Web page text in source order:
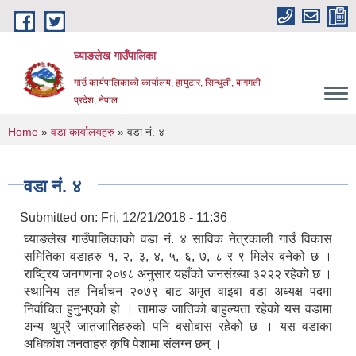
Skip to main content
घ्याङलेख गाउँपालिका
गाउँ कार्यपालिकाको कार्यालय, हायुटार, सिन्धुली, बागमती
प्रदेश, नेपाल
You are here
Home » वडा कार्यालयहरु » वडा नं. ४
वडा नं. ४
Submitted on: Fri, 12/21/2018 - 11:36
घ्याङलेख गाउँपालिकाको वडा नं. ४ साविक नेत्रकाली गाउँ विकास
समितिका वडाहरु १, २, ३, ४, ५, ६, ७, ८ र ९ मिलेर बनेको छ ।
राष्ट्रिय जनगणना २०७८ अनुसार यहाँको जनसंख्या ३२२२ रहेको छ ।
स्थानिय तह निर्बाचन २०७९ बाट अमृत वाइबा वडा अध्यक्ष पदमा
निर्वाचित हुनुभएको हो । तामाङ जातिको बाहुल्यता रहेको यस वडामा
अन्य थुप्रै जातजातिहरुको पनि बसोबास रहेको छ । यस वडाका
अधिकांश जनताहरु कृषि पेशामा संलग्न छन् ।